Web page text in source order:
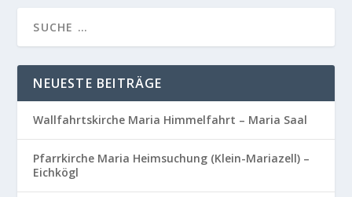
NEUESTE BEITRÄGE
Wallfahrtskirche Maria Himmelfahrt – Maria Saal
Pfarrkirche Maria Heimsuchung (Klein-Mariazell) –
Eichkögl